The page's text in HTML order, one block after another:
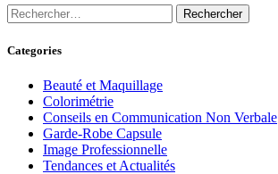
Rechercher :
Categories
Beauté et Maquillage
Colorimétrie
Conseils en Communication Non Verbale
Garde-Robe Capsule
Image Professionnelle
Tendances et Actualités